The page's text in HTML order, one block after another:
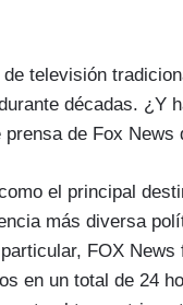
televisión
décadas. ¿Y
de Fox News
el principal
más diversa
FOX
en un total de 24